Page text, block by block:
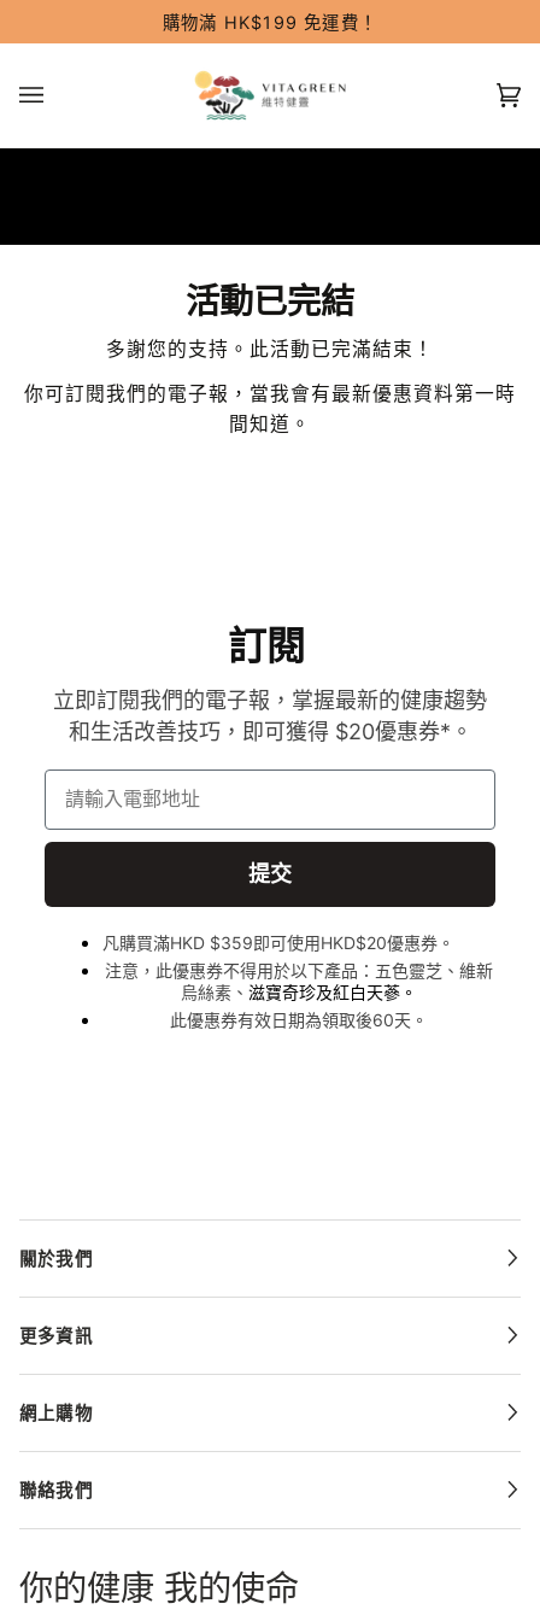
過
購物滿 HK$199 免運費！
活動已完結
多謝您的支持。此活動已完滿結束！
你可訂閱我們的電子報，當我會有最新優惠資料第一時
間知道。
訂閱
立即訂閱我們的電子報，掌握最新的健康趨勢
和生活改善技巧，即可獲得 $20優惠券*。
請輸入電郵地址
提交
凡購買滿HKD $359即可使用HKD$20優惠券。
注意，此優惠券不得用於以下產品：五色靈芝、維新
烏絲素、 滋寶奇珍及紅白天蔘。
此優惠券有效日期為領取後60天。
關於我們
更多資訊
網上購物
聯絡我們
你的健康 我的使命